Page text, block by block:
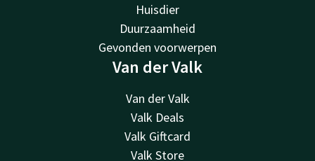
Huisdier
Duurzaamheid
Gevonden voorwerpen
Van der Valk
Van der Valk
Valk Deals
Valk Giftcard
Valk Store